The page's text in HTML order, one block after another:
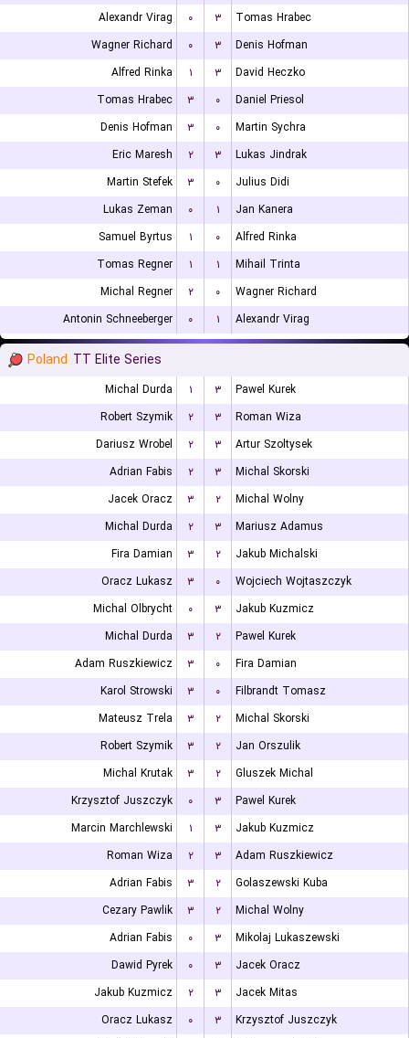
Alexandr Virag
۰ ۳
Tomas Hrabec
Wagner Richard
۰ ۳
Denis Hofman
Alfred Rinka
۱ ۳
David Heczko
Tomas Hrabec
۳ ۰
Daniel Priesol
Denis Hofman
۳ ۰
Martin Sychra
Eric Maresh
۲ ۳
Lukas Jindrak
Martin Stefek
۳ ۰
Julius Didi
Lukas Zeman
۰ ۱
Jan Kanera
Samuel Byrtus
۱ ۰
Alfred Rinka
Tomas Regner
۱ ۱
Mihail Trinta
Michal Regner
۲ ۰
Wagner Richard
Antonin Schneeberger
۰ ۱ Alexandr Virag
Poland TT Elite Series
Michal Durda ۱ ۳
Pawel Kurek
Robert Szymik
۲ ۳
Roman Wiza
Dariusz Wrobel
۲ ۳
Artur Szoltysek
Adrian Fabis
۲ ۳
Michal Skorski
Jacek Oracz
۳ ۲
Michal Wolny
Michal Durda
۲ ۳
Mariusz Adamus
Fira Damian
۳ ۲
Jakub Michalski
Oracz Lukasz
۳ ۰
Wojciech Wojtaszczyk
Michal Olbrycht
۰ ۳
Jakub Kuzmicz
Michal Durda
۳ ۲
Pawel Kurek
Adam Ruszkiewicz
۳ ۰
Fira Damian
Karol Strowski
۳ ۰
Filbrandt Tomasz
Mateusz Trela
۳ ۲
Michal Skorski
Robert Szymik
۳ ۲
Jan Orszulik
Michal Krutak
۳ ۲
Gluszek Michal
Krzysztof Juszczyk
۰ ۳
Pawel Kurek
Marcin Marchlewski
۱ ۳
Jakub Kuzmicz
Roman Wiza
۲ ۳
Adam Ruszkiewicz
Adrian Fabis
۳ ۲
Golaszewski Kuba
Cezary Pawlik
۳ ۲
Michal Wolny
Adrian Fabis
۰ ۳
Mikolaj Lukaszewski
Dawid Pyrek
۰ ۳
Jacek Oracz
Jakub Kuzmicz
۲ ۳
Jacek Mitas
Oracz Lukasz
۰ ۳
Krzysztof Juszczyk